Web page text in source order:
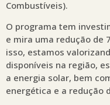
Combustíveis).
O programa tem
e mira uma redução de
isso, estamos
disponíveis na região,
a energia solar, bem
energética e a redução